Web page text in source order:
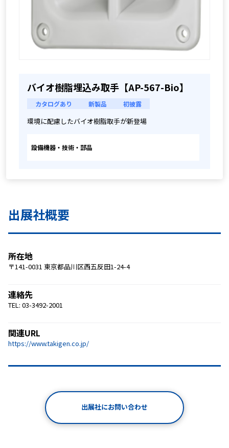
バイオ樹脂埋込み取手【AP-567-Bio】
カタログあり 新製品 初披露
環境に配慮したバイオ樹脂取手が新登場
設備機器・技術・部品
出展社概要
所在地
〒141-0031 東京都品川区西五反田1-24-4
連絡先
TEL: 03-3492-2001
関連URL
https://www.takigen.co.jp/
出展社にお問い合わせ